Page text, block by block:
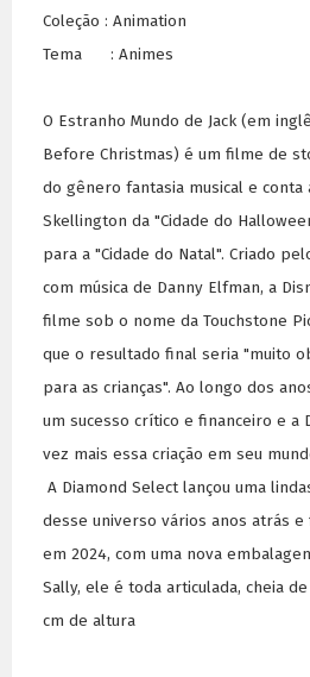
Coleção : Animation
Tema : Animes
O Estranho Mundo de Jack (em
Before Christmas) é um filme de
do gênero fantasia musical e conta
Skellington da "Cidade do
para a "Cidade do Natal". Criado
com música de Danny Elfman, a
filme sob o nome da Touchstone
que o resultado final seria "muito
para as crianças". Ao longo dos
um sucesso crítico e financeiro e a
vez mais essa criação em seu
A Diamond Select lançou uma
desse universo vários anos atrás
em 2024, com uma nova
Sally, ele é toda articulada, cheia
cm de altura